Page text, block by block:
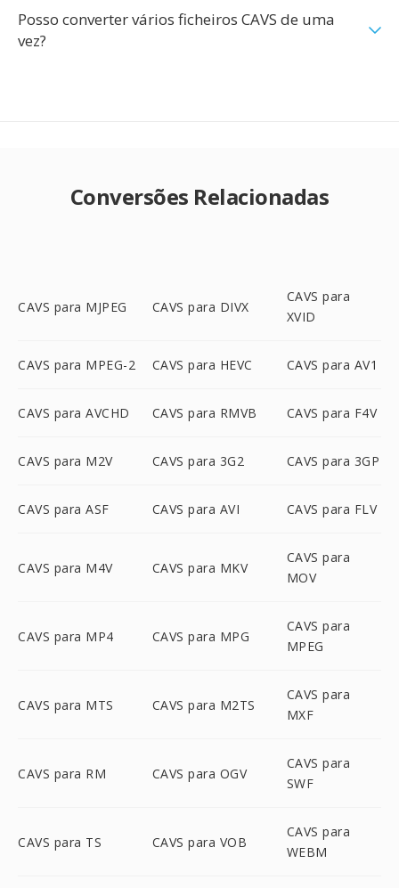
Posso converter vários ficheiros CAVS de uma
vez?
Conversões Relacionadas
CAVS para MJPEG CAVS para DIVX
CAVS para
XVID
CAVS para MPEG-2 CAVS para HEVC CAVS para AV1
CAVS para AVCHD CAVS para RMVB CAVS para F4V
CAVS para M2V CAVS para 3G2 CAVS para 3GP
CAVS para ASF CAVS para AVI CAVS para FLV
CAVS para M4V CAVS para MKV
CAVS para
MOV
CAVS para MP4 CAVS para MPG
CAVS para
MPEG
CAVS para MTS CAVS para M2TS
CAVS para
MXF
CAVS para RM CAVS para OGV
CAVS para
SWF
CAVS para TS CAVS para VOB
CAVS para
WEBM